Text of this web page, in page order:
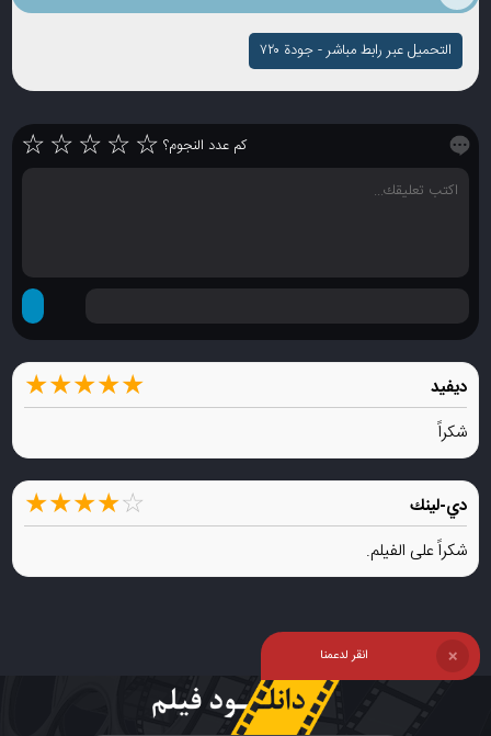
التحميل عبر رابط مباشر - جودة ۷۲۰
كم عدد النجوم؟ ☆
☆
☆
☆
☆
ديفيد ★★★★★
شكراً
دي-لينك ★★★★☆
شكراً على الفيلم.
انقر لدعمنا ❌